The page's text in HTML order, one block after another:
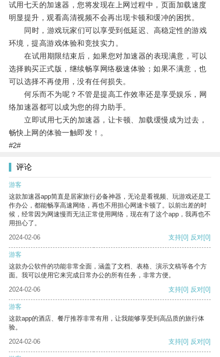
试用七天的加速器，您将发现在上网过程中，页面加载速度
明显提升，观看高清视频不会再出现卡顿和缓冲的困扰。
同时，游戏玩家们可以享受到低延迟、高稳定性的游戏
环境，提高游戏体验和竞技实力。
在试用期限结束后，如果您对加速器的表现满意，可以
选择购买正式版，继续畅享网络极速体验；如果不满意，也
可以选择不再使用，没有任何损失。
何乐而不为呢？不管是提高工作效率还是享受娱乐，网
络加速器都可以成为您的得力助手。
立即试用七天的加速器，让卡顿、加载缓慢成为过去，
畅快上网的体验一触即发！。
#2#
评论
游客
这款加速器app简直是居家旅行必备神器，无论是看视频、玩游戏还是工
作办公，都能畅享高速网络，再也不用担心网速卡顿了。以前出差的时
候，经常因为网速慢而无法正常使用网络，现在有了这个app，我再也不
用担心了。
2024-02-06
支持[0] 反对[0]
游客
这款办公软件的功能非常全面，涵盖了文档、表格、演示文稿等各个方
面。我可以使用它来完成日常办公的所有任务，非常方便。
2024-02-06
支持[0] 反对[0]
游客
这款app的酒店、餐厅推荐非常有用，让我能够享受到高品质的旅行体
验。
2024-02-06
支持[0] 反对[0]